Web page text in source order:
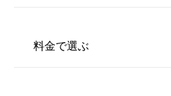
料金で選ぶ